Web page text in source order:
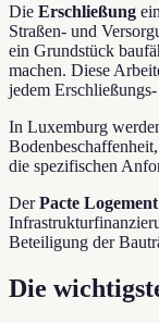
Die Erschließung
Straßen- und
ein Grundstück
machen. Diese
jedem
In Luxemburg
die spezifischen
DerPacte
Beteiligung der
Die